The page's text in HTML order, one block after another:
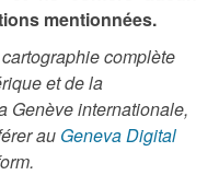
mentionnées.
complète
et de la
Genève internationale,
au Geneva Digital